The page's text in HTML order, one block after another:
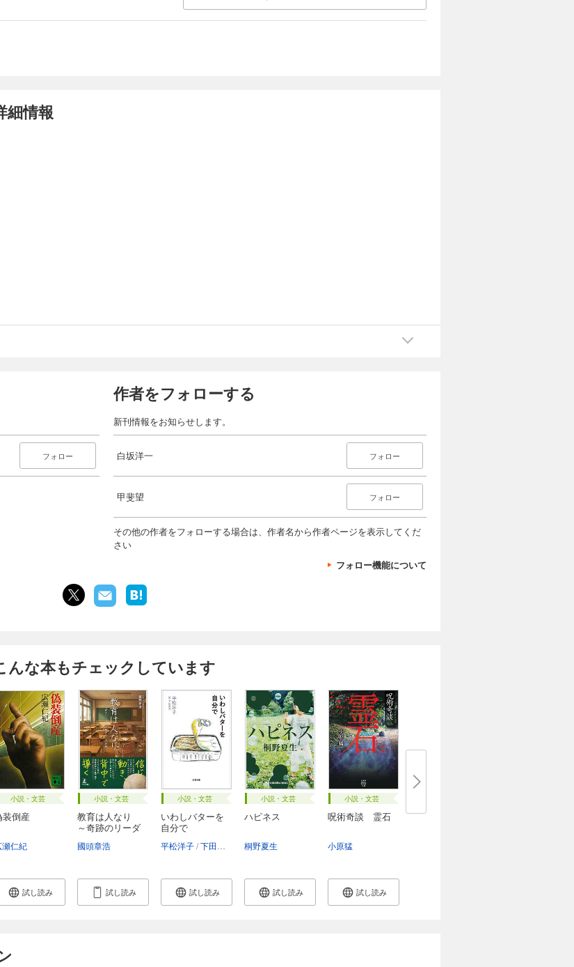
情報
フォロー
作者をフォローする
新刊情報をお知らせします。
白坂洋一 フォロー
甲斐望 フォロー
その他の作者をフォローする場合は、作者名から作者ページを表示してくだ
さい
フォロー機能について
んな本もチェックしています
小説・文芸
装倒産
瀬仁紀
試し読み
小説・文芸
教育は人なり
～奇跡のリーダ
國頭章浩
試し読み
小説・文芸
いわしバターを
自分で
平松洋子 下田昌克
試し読み
小説・文芸
ハピネス
桐野夏生
試し読み
小説・文芸
呪術奇談 霊石
小原猛
試し読み